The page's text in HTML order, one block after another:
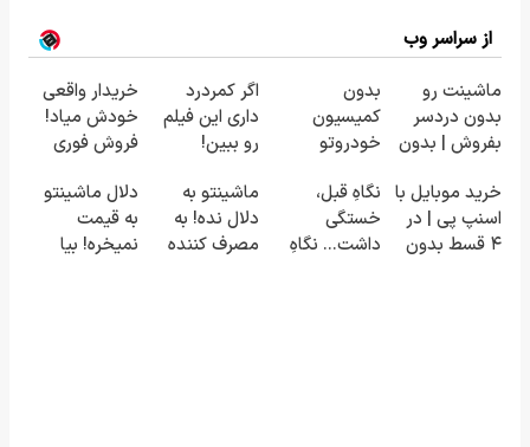
از سراسر وب
ماشینت رو
بدون دردسر
بفروش | بدون
بدون
کمیسیون
خودروتو
اگر کمردرد
داری این فیلم
رو ببین!
رو پر کن◖
خریدار واقعی
خودش میاد!
فروش فوری
همراه مکانیک
خرید موبایل با
اسنپ پی | در
۴ قسط بدون
نگاهِ قبل،
خستگی
داشت... نگاهِ
ماشینتو به
دلال نده! به
مصرف کننده
دلال ماشینتو
به قیمت
نمیخره! بیا